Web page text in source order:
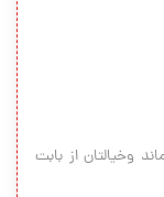
وخیالتان از بابت